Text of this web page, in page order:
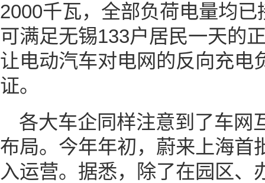
2000千瓦，全部负荷电量均
可满足无锡133户居民一天的
让电动汽车对电网的反向充电
证。
各大车企同样注意到了车网
布局。今年年初，蔚来上海首
入运营。据悉，除了在园区、